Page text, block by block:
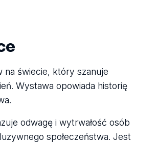
na świecie, który szanuje
Wystawa opowiada historię
odwagę i wytrwałość osób
społeczeństwa. Jest